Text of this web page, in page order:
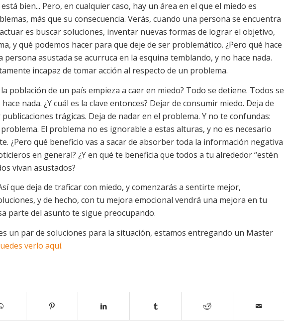
bien... Pero, en cualquier caso, hay un área en el que el miedo es
más que su consecuencia. Verás, cuando una persona se encuentra
es buscar soluciones, inventar nuevas formas de lograr el objetivo,
y qué podemos hacer para que deje de ser problemático. ¿Pero qué hace
persona asustada se acurruca en la esquina temblando, y no hace nada.
incapaz de tomar acción al respecto de un problema.
población de un país empieza a caer en miedo? Todo se detiene. Todos se
nada. ¿Y cuál es la clave entonces? Dejar de consumir miedo. Deja de
trágicas. Deja de nadar en el problema. Y no te confundas:
El problema no es ignorable a estas alturas, y no es necesario
¿Pero qué beneficio vas a sacar de absorber toda la información negativa
en general? ¿Y en qué te beneficia que todos a tu alrededor “estén
vivan asustados?
que deja de traficar con miedo, y comenzarás a sentirte mejor,
y de hecho, con tu mejora emocional vendrá una mejora en tu
parte del asunto te sigue preocupando.
un par de soluciones para la situación, estamos entregando un Master
verlo aquí.